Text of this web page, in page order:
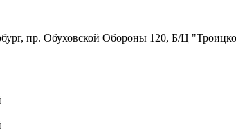
пр. Обуховской Обороны 120, Б/Ц